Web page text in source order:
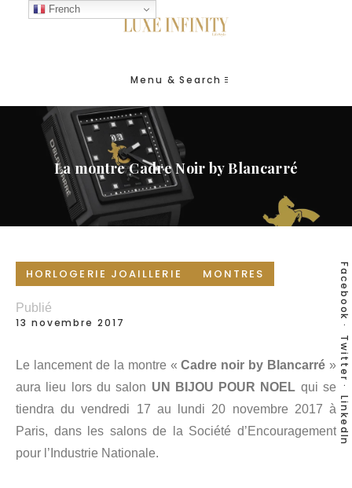
Menu & Search
La montre Cadre Noir by Blancarré
Facebook
Twitter
LinkedIn
HORLOGERIE JOAILLERIE MONTRES
Publié
13 novembre 2017
Le lancement de la montre «Cadre noir by Blancarré »
aura lieu lors du salon UN BIJOU POUR NOEL qui se
tiendra du vendredi 17 au lundi 20 novembre 2017 à
Paris, dans les salons de la Société d’Encouragement
pour l’Industrie Nationale.
French